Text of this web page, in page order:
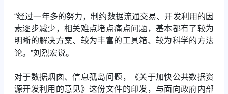
“经过一年多的努力，制约数据流通交易、开发利用的因
素逐步减少，相关难点堵点痛点问题，基本都有了较为
明晰的解决方案、较为丰富的工具箱、较为科学的方法
论。”刘烈宏说。
对于数据烟囱、信息孤岛问题，《关于加快公共数据资
源开发利用的意见》这份文件的印发，与面向政府内部